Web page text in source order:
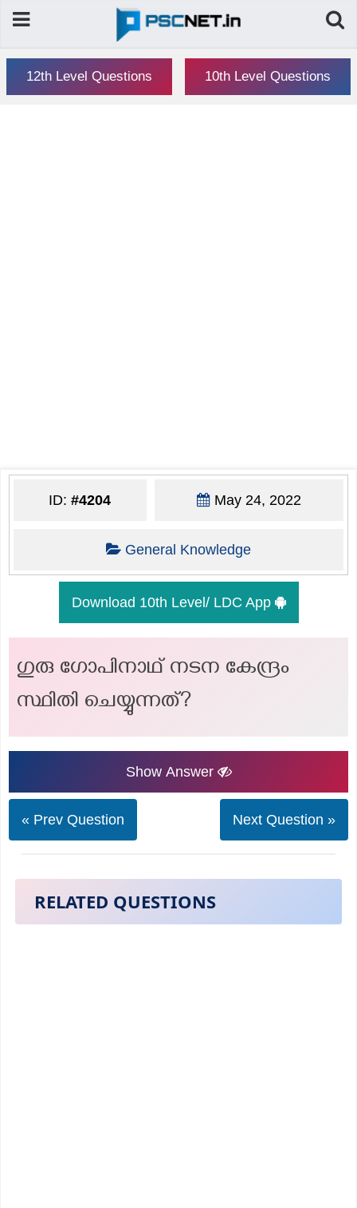
12th Level Questions 10th Level Questions
ID:#4204 May 24, 2022
General Knowledge
Download 10th Level/ LDC App
ഗുരു ഗോപിനാഥ് നടന കേന്ദ്രം
സ്ഥിതി ചെയ്യുന്നത്?
Show Answer
« Prev Question Next Question »
RELATED QUESTIONS